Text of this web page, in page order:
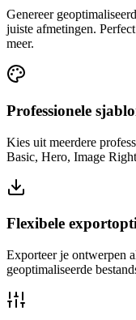
Genereer
juiste afmetingen.
meer.
Professionele
Kies uit meerdere
Basic, Hero, Image
Flexibele
Exporteer je ontwerpen
geoptimaliseerde